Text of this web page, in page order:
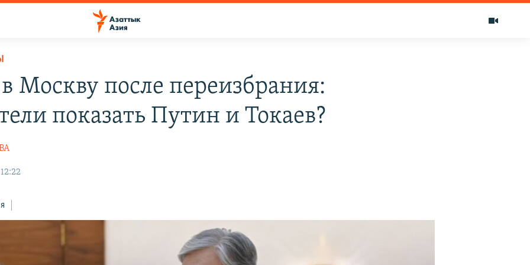
Москву после переизбрания:
показать Путин и Токаев?